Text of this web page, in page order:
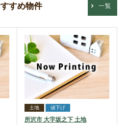
すめ物件 一覧
土地 値下げ
所沢市 大字坂之下 土地